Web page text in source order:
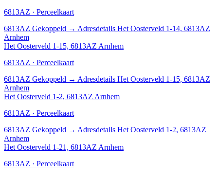
6813AZ · Perceelkaart
6813AZ Gekoppeld → Adresdetails Het Oosterveld 1-14, 6813AZ
Arnhem
Het Oosterveld 1-15, 6813AZ Arnhem
6813AZ · Perceelkaart
6813AZ Gekoppeld → Adresdetails Het Oosterveld 1-15, 6813AZ
Arnhem
Het Oosterveld 1-2, 6813AZ Arnhem
6813AZ · Perceelkaart
6813AZ Gekoppeld → Adresdetails Het Oosterveld 1-2, 6813AZ
Arnhem
Het Oosterveld 1-21, 6813AZ Arnhem
6813AZ · Perceelkaart